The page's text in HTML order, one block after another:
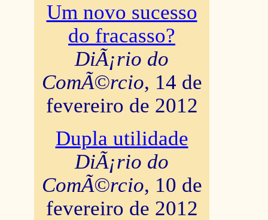
Um novo sucesso
do fracasso?
DiÃ¡rio do
ComÃ©rcio, 14 de
fevereiro de 2012
Dupla utilidade
DiÃ¡rio do
ComÃ©rcio, 10 de
fevereiro de 2012